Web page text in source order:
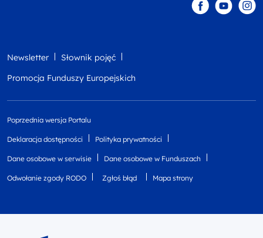
Newsletter
Słownik pojęć
Promocja Funduszy Europejskich
Poprzednia wersja Portalu
Deklaracja dostępności Polityka prywatności
Dane osobowe w serwisie Dane osobowe w Funduszach
Odwołanie zgody RODO Zgłoś błąd Mapa strony